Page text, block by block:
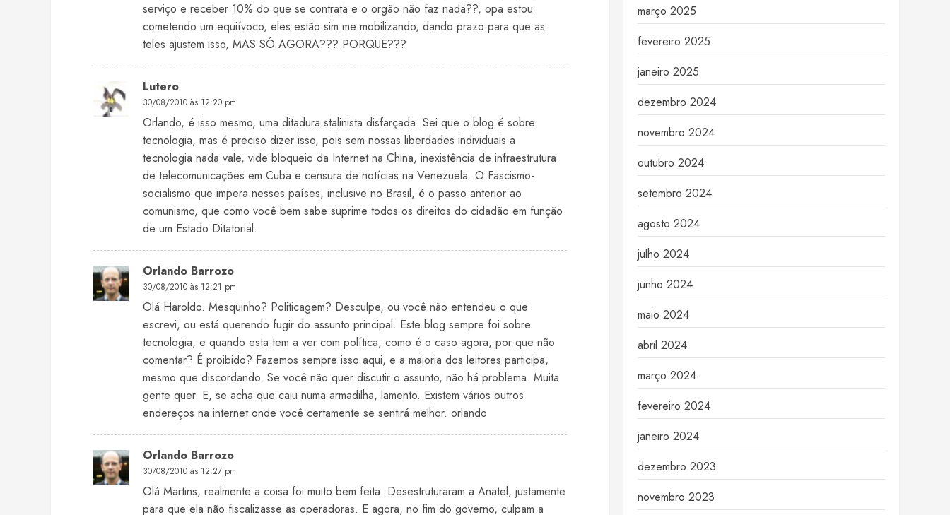
serviço e receber 10% do que se contrata e o orgão não faz nada??, opa estou
cometendo um equiívoco, eles estão sim me mobilizando, dando prazo para que as
teles ajustem isso, MAS SÓ AGORA??? PORQUE???
Lutero
30/08/2010 às 12:20 pm
Orlando, é isso mesmo, uma ditadura stalinista disfarçada. Sei que o blog é sobre
tecnologia, mas é preciso dizer isso, pois sem nossas liberdades individuais a
tecnologia nada vale, vide bloqueio da Internet na China, inexistência de infraestrutura
de telecomunicações em Cuba e censura de notícias na Venezuela. O Fascismo-
socialismo que impera nesses países, inclusive no Brasil, é o passo anterior ao
comunismo, que como você bem sabe suprime todos os direitos do cidadão em função
de um Estado Ditatorial.
Orlando Barrozo
30/08/2010 às 12:21 pm
Olá Haroldo. Mesquinho? Politicagem? Desculpe, ou você não entendeu o que
escrevi, ou está querendo fugir do assunto principal. Este blog sempre foi sobre
tecnologia, e quando esta tem a ver com política, como é o caso agora, por que não
comentar? É proibido? Fazemos sempre isso aqui, e a maioria dos leitores participa,
mesmo que discordando. Se você não quer discutir o assunto, não há problema. Muita
gente quer. E, se acha que caiu numa armadilha, lamento. Existem vários outros
endereços na internet onde você certamente se sentirá melhor. orlando
Orlando Barrozo
30/08/2010 às 12:27 pm
Olá Martins, realmente a coisa foi muito bem feita. Desestruturaram a Anatel, justamente
para que ela não fiscalizasse as operadoras. E agora, no fim do governo, culpam a
março 2025
fevereiro 2025
janeiro 2025
dezembro 2024
novembro 2024
outubro 2024
setembro 2024
agosto 2024
julho 2024
junho 2024
maio 2024
abril 2024
março 2024
fevereiro 2024
janeiro 2024
dezembro 2023
novembro 2023